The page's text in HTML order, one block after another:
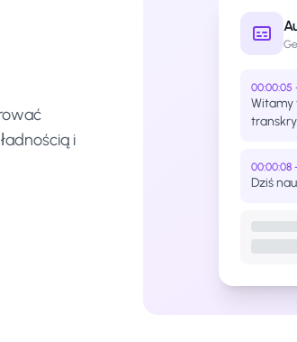
i
00:00:05
Witamy
00:00:08
Dziś